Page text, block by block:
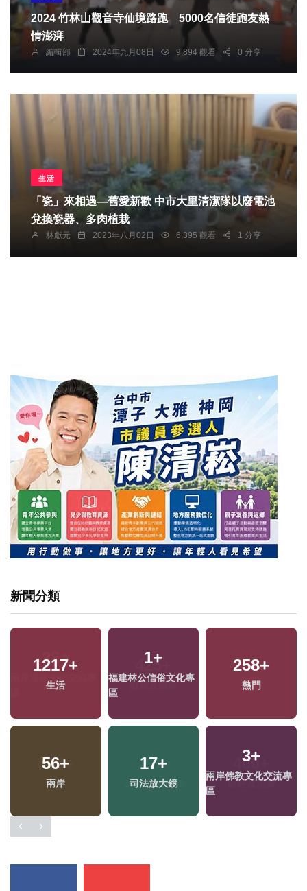
2024 竹林山觀音寺仙境路跑 5000名信徒跑友熱
情澎湃
編輯部 2024年九月08日 9,894 觀看 0 分享
生活
「瓷」來相遇—舊愛新歡 中市大里清潔隊以廢電池
兌換瓷器、多肉植栽
林獻元 2023年八月02日 6,395 觀看 1 分享
新聞分類
28+ 425
健康及醫療
124+
運動
893+
政治
27+
2024立委選戰
400
財經及消費